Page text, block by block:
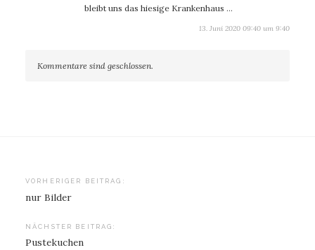
bleibt uns das hiesige Krankenhaus …
13. Juni 2020 09:40 um 9:40
Kommentare sind geschlossen.
Beitragsnavigation
VORHERIGER BEITRAG:
nur Bilder
NÄCHSTER BEITRAG:
Pustekuchen